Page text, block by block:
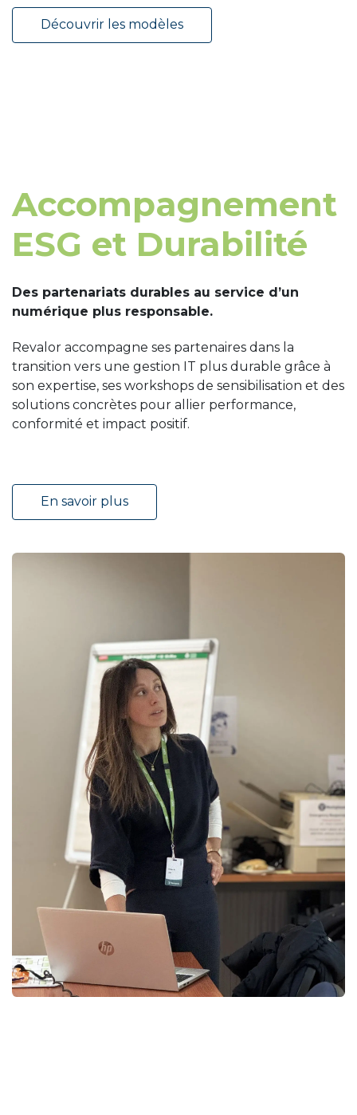
Découvrir les modèles
Accompagnement
ESG et Durabilité
Des partenariats durables au service d’un
numérique plus responsable.
Revalor accompagne ses partenaires dans la
transition vers une gestion IT plus durable grâce à
son expertise, ses workshops de sensibilisation et des
solutions concrètes pour allier performance,
conformité et impact positif.
En savoir plus